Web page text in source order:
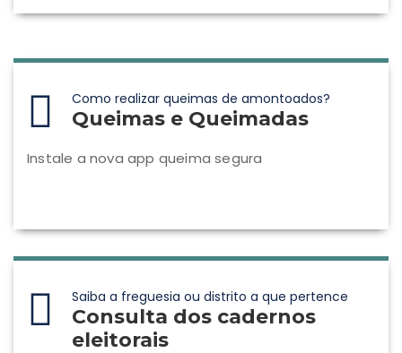
Como realizar queimas de amontoados?
Queimas e Queimadas
Instale a nova app queima segura
Saiba a freguesia ou distrito a que pertence
Consulta dos cadernos
eleitorais